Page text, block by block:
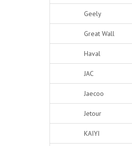
Geely
Great Wall
Haval
JAC
Jaecoo
Jetour
KAIYI